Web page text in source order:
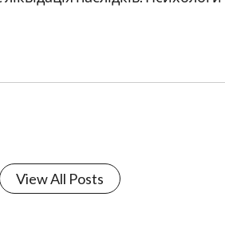
View All Posts